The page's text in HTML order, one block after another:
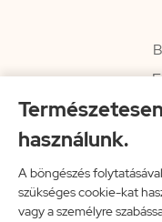
használunk.
A böngészés
szükséges cookie-kat
vagy a személyre